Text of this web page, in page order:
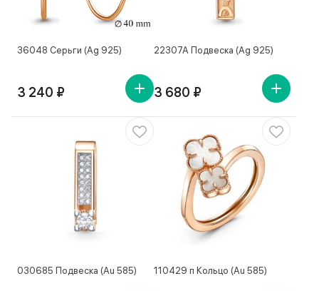
36048 Серьги (Ag 925)
3 240 ₽
22307А Подвеска (Ag 925)
3 680 ₽
030685 Подвеска (Au 585) 110429 п Кольцо (Au 585)